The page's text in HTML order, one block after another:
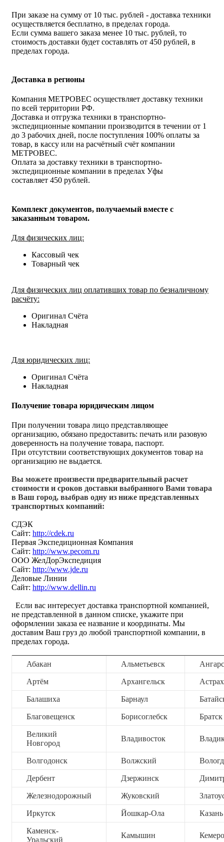
При заказе на сумму от 10 тыс. рублей - доставка техники
осуществляется бесплатно, в пределах города.
Если сумма вашего заказа менее 10 тыс. рублей, то
стоимость доставки будет составлять от 450 рублей, в
пределах города.
Доставка в регионы
Компания МЕТРОВЕС осуществляет доставку техники
по всей территории РФ.
Доставка и отгрузка техники в транспортно-
экспедиционные компании производится в течении от 1
до 3 рабочих дней, после поступления 100% оплаты за
товар, в кассу или на расчётный счёт компании
МЕТРОВЕС.
Оплата за доставку техники в транспортно-
экспедиционные компании в пределах Уфы
составляет 450 рублей.
Комплект документов, получаемый вместе с
заказанным товаром.
Для физических лиц:
Кассовый чек
Товарный чек
Для физических лиц оплативших товар по безналичному
расчёту:
Оригинал Счёта
Накладная
Для юридических лиц:
Оригинал Счёта
Накладная
Получение товара юридическим лицом
При получении товара лицо представляющее
организацию, обязано предоставить: печать или разовую
доверенность на получение товара, паспорт.
При отсутствии соответствующих документов товар на
организацию не выдается.
Вы можете произвести предварительный расчет
стоимости и сроков доставки выбранного Вами товара
в Ваш город, выбрав одну из ниже представленных
транспортных компаний:
СДЭК
Сайт: http://cdek.ru
Первая Экспедиционная Компания
Сайт: http://www.pecom.ru
ООО ЖелДорЭкспедиция
Сайт: http://www.jde.ru
Деловые Линии
Сайт: http://www.dellin.ru
Если вас интересует доставка транспортной компанией,
не представленной в данном списке, укажите при
оформлении заказа ее название и координаты. Мы
доставим Ваш груз до любой транспортной компании, в
пределах города.
Абакан Альметьевск
Артём Архангельск
Балашиха Барнаул
Благовещенск Борисоглебск Братск
Великий
Новгород
Владивосток
Волгодонск Волжский
Дербент Дзержинск
Железнодорожный Жуковский
Иркутск Йошкар-Ола Казань
Каменск-
Уральский
Камышин